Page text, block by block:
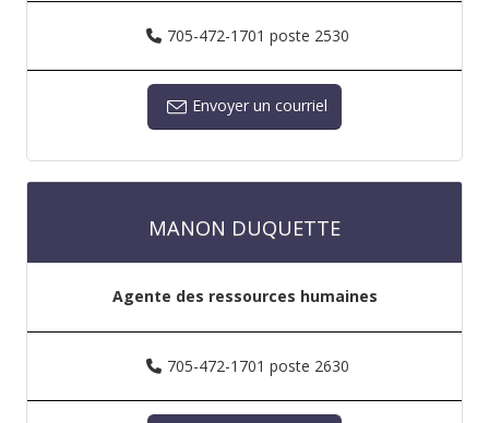
705-472-1701 poste 2530
Envoyer un courriel
MANON DUQUETTE
Agente des ressources humaines
705-472-1701 poste 2630